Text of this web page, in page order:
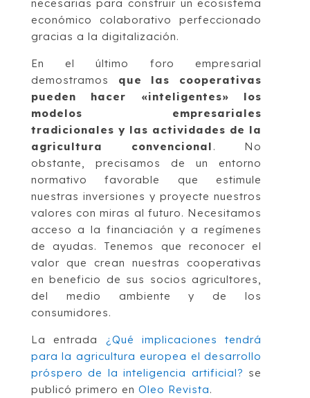
necesarias para construir un ecosistema
económico colaborativo perfeccionado
gracias a la digitalización.
En el último foro empresarial
demostramos que las cooperativas
pueden hacer «inteligentes» los
modelos empresariales
tradicionales y las actividades de la
agricultura convencional . No
obstante, precisamos de un entorno
normativo favorable que estimule
nuestras inversiones y proyecte nuestros
valores con miras al futuro. Necesitamos
acceso a la financiación y a regímenes
de ayudas. Tenemos que reconocer el
valor que crean nuestras cooperativas
en beneficio de sus socios agricultores,
del medio ambiente y de los
consumidores.
La entrada ¿Qué implicaciones tendrá
para la agricultura europea el desarrollo
próspero de la inteligencia artificial? se
publicó primero en Oleo Revista.